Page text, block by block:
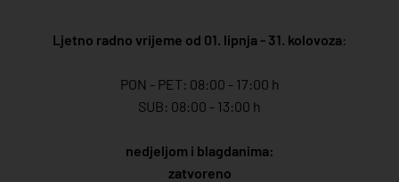
Ljetno radno vrijeme od 01. lipnja - 31. kolovoza:
PON - PET: 08:00 - 17:00 h
SUB: 08:00 - 13:00 h
nedjeljom i blagdanima:
zatvoreno